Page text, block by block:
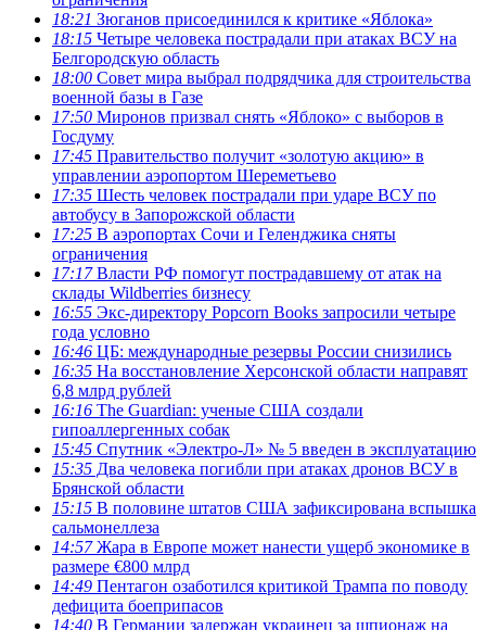
18:21 Зюганов присоединился к критике «Яблока»
18:15 Четыре человека пострадали при атаках ВСУ на
Белгородскую область
18:00 Совет мира выбрал подрядчика для строительства
военной базы в Газе
17:50 Миронов призвал снять «Яблоко» с выборов в
Госдуму
17:45 Правительство получит «золотую акцию» в
управлении аэропортом Шереметьево
17:35 Шесть человек пострадали при ударе ВСУ по
автобусу в Запорожской области
17:25 В аэропортах Сочи и Геленджика сняты
ограничения
17:17Власти РФ помогут пострадавшему от атак на
склады Wildberries бизнесу
16:55 Экс-директору Popcorn Books запросили четыре
года условно
16:46 ЦБ: международные резервы России снизились
16:35 На восстановление Херсонской области направят
6,8 млрд рублей
16:16 The Guardian: ученые США создали
гипоаллергенных собак
15:45 Спутник «Электро-Л» № 5 введен в эксплуатацию
15:35 Два человека погибли при атаках дронов ВСУ в
Брянской области
15:15 В половине штатов США зафиксирована вспышка
сальмонеллеза
14:57Жара в Европе может нанести ущерб экономике в
размере €800 млрд
14:49 Пентагон озаботился критикой Трампа по поводу
дефицита боеприпасов
14:40 В Германии задержан украинец за шпионаж на